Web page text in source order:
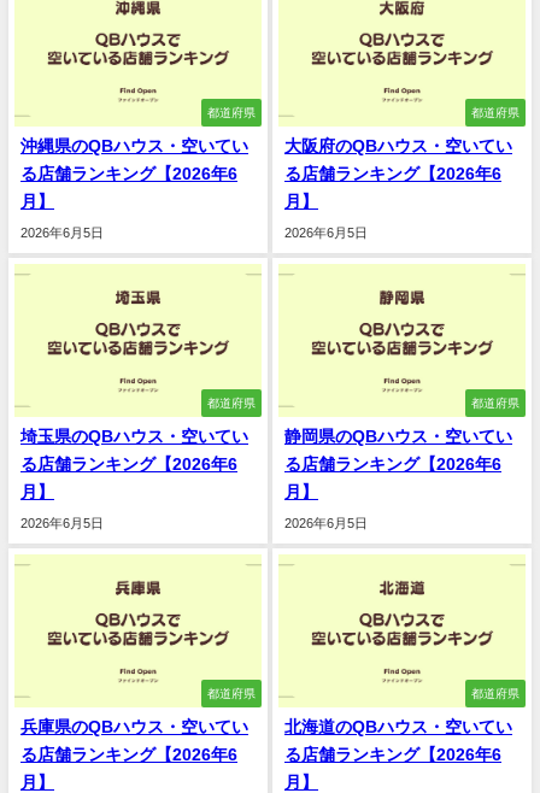
都道府県
沖縄県のQBハウス・空いてい
る店舗ランキング【2026年6
月】
2026年6月5日
都道府県
大阪府のQBハウス・空いてい
る店舗ランキング【2026年6
月】
2026年6月5日
都道府県
埼玉県のQBハウス・空いてい
る店舗ランキング【2026年6
月】
2026年6月5日
都道府県
静岡県のQBハウス・空いてい
る店舗ランキング【2026年6
月】
2026年6月5日
都道府県
兵庫県のQBハウス・空いてい
る店舗ランキング【2026年6
月】
都道府県
北海道のQBハウス・空いてい
る店舗ランキング【2026年6
月】